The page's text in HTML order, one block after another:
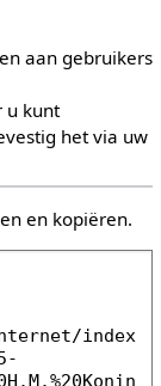
aan gebruikers
u kunt
het via uw
en kopiëren.